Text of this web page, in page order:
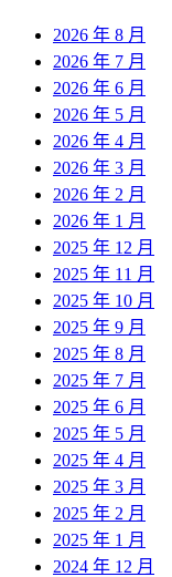
2026 年 8 月
2026 年 7 月
2026 年 6 月
2026 年 5 月
2026 年 4 月
2026 年 3 月
2026 年 2 月
2026 年 1 月
2025 年 12 月
2025 年 11 月
2025 年 10 月
2025 年 9 月
2025 年 8 月
2025 年 7 月
2025 年 6 月
2025 年 5 月
2025 年 4 月
2025 年 3 月
2025 年 2 月
2025 年 1 月
2024 年 12 月